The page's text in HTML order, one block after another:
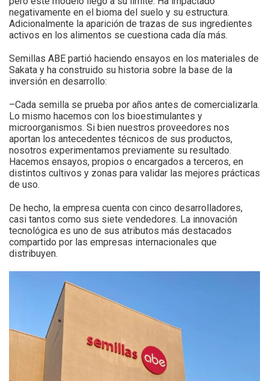
negativamente en el bioma del suelo y su estructura.
Adicionalmente la aparición de trazas de sus ingredientes
activos en los alimentos se cuestiona cada día más.
Semillas ABE partió haciendo ensayos en los materiales de
Sakata y ha construido su historia sobre la base de la
inversión en desarrollo:
–Cada semilla se prueba por años antes de comercializarla.
Lo mismo hacemos con los bioestimulantes y
microorganismos. Si bien nuestros proveedores nos
aportan los antecedentes técnicos de sus productos,
nosotros experimentamos previamente su resultado.
Hacemos ensayos, propios o encargados a terceros, en
distintos cultivos y zonas para validar las mejores prácticas
de uso.
De hecho, la empresa cuenta con cinco desarrolladores,
casi tantos como sus siete vendedores. La innovación
tecnológica es uno de sus atributos más destacados
compartido por las empresas internacionales que
distribuyen.